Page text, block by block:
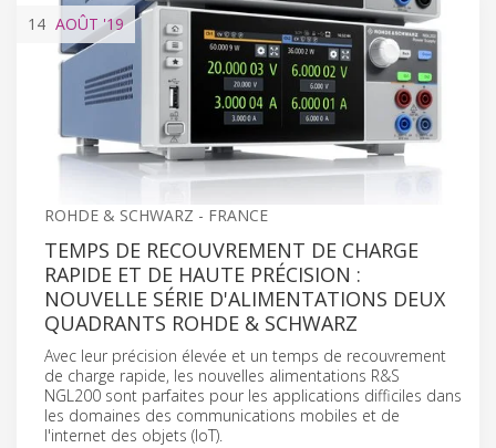
14 AOÛT '19
ROHDE & SCHWARZ - FRANCE
TEMPS DE RECOUVREMENT DE CHARGE
RAPIDE ET DE HAUTE PRÉCISION :
NOUVELLE SÉRIE D'ALIMENTATIONS DEUX
QUADRANTS ROHDE & SCHWARZ
Avec leur précision élevée et un temps de recouvrement
de charge rapide, les nouvelles alimentations R&S
NGL200 sont parfaites pour les applications difficiles dans
les domaines des communications mobiles et de
l'internet des objets (IoT).